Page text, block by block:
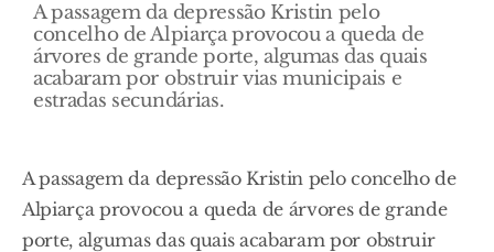
A passagem da depressão Kristin pelo
concelho de Alpiarça provocou a queda de
árvores de grande porte, algumas das quais
acabaram por obstruir vias municipais e
estradas secundárias.
A passagem da depressão Kristin pelo concelho de
Alpiarça provocou a queda de árvores de grande
porte, algumas das quais acabaram por obstruir